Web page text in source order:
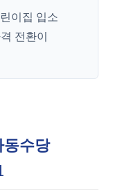
이집 입소
전환이
동수당